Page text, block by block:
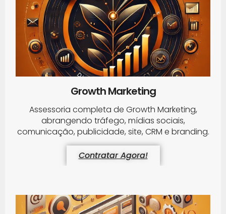
Growth Marketing
Assessoria completa de Growth Marketing,
abrangendo tráfego, mídias sociais,
comunicação, publicidade, site, CRM e branding.
Contratar Agora!